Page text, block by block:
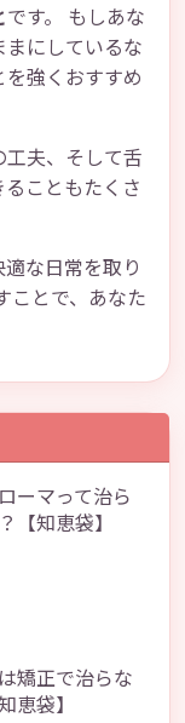
です。 もしあな
にしているな
強くおすすめ
夫、そして舌
こともたくさ
な日常を取り
ことで、あなた
ーマって治ら
【知恵袋】
矯正で治らな
恵袋】